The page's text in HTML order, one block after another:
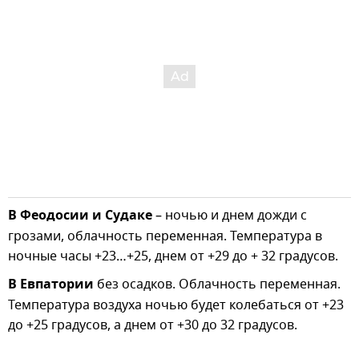
В Феодосии и Судаке– ночью и днем дожди с
грозами, облачность переменная. Температура в
ночные часы +23…+25, днем от +29 до + 32 градусов.
В Евпатории без осадков. Облачность переменная.
Температура воздуха ночью будет колебаться от +23
до +25 градусов, а днем от +30 до 32 градусов.